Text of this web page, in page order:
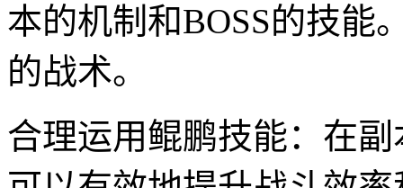
本的机制和BOSS的技能
的战术。
合理运用鲲鹏技能：在